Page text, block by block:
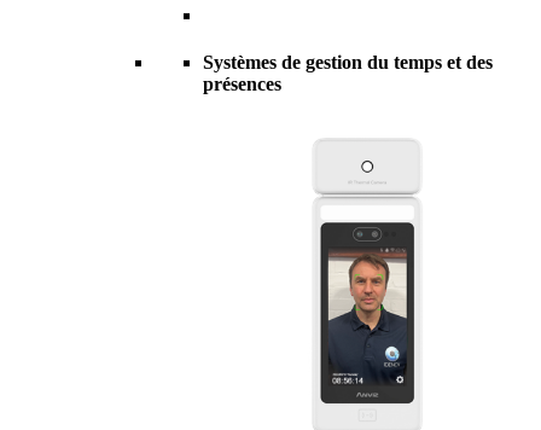
Systèmes de gestion du temps et des
présences